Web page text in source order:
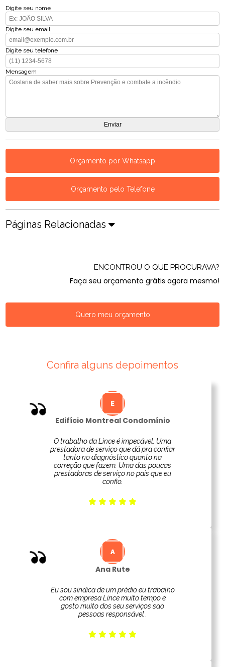
Digite seu nome
Digite seu email
Digite seu telefone
Mensagem
Orçamento por Whatsapp
Orçamento pelo Telefone
Páginas Relacionadas
ENCONTROU O QUE PROCURAVA?
Faça seu orçamento grátis agora mesmo!
Quero meu orçamento
Confira alguns depoimentos
Edifício Montreal Condomínio
O trabalho da Lince é impecável. Uma
prestadora de serviço que dá pra confiar
tanto no diagnóstico quanto na
correção que fazem. Uma das poucas
prestadoras de serviço no pais que eu
confio.
Ana Rute
Eu sou sindica de um prédio eu trabalho
com empresa Lince muito tempo e
gosto muito dos seu serviços sao
pessoas responsável .